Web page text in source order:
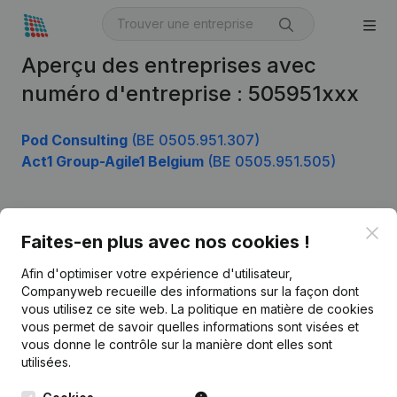
Aperçu des entreprises avec
numéro d'entreprise : 505951xxx
Pod Consulting (BE 0505.951.307)
Act1 Group-Agile1 Belgium (BE 0505.951.505)
Faites-en plus avec nos cookies !
Afin d'optimiser votre expérience d'utilisateur,
Companyweb recueille des informations sur la façon dont
vous utilisez ce site web. La politique en matière de cookies
vous permet de savoir quelles informations sont visées et
vous donne le contrôle sur la manière dont elles sont
utilisées.
Français
Kantorenpark Everest
248D,
Monitoring
Recherche internationale